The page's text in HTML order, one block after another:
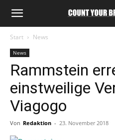
Start News
News
Rammstein
einstweilige
Viagogo
Von Redaktion - 23. November 2018